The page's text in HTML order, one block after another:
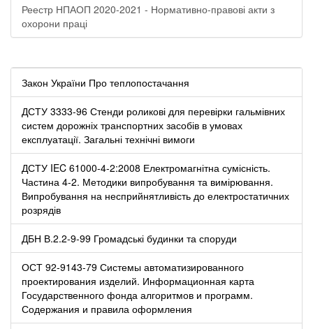
Реестр НПАОП 2020-2021 - Нормативно-правові акти з
охорони праці
Закон України Про теплопостачання
ДСТУ 3333-96 Стенди роликові для перевірки гальмівних
систем дорожніх транспортних засобів в умовах
експлуатації. Загальні технічні вимоги
ДСТУ IEC 61000-4-2:2008 Електромагнітна сумісність.
Частина 4-2. Методики випробування та вимірювання.
Випробування на несприйнятливість до електростатичних
розрядів
ДБН В.2.2-9-99 Громадські будинки та споруди
ОСТ 92-9143-79 Системы автоматизированного
проектирования изделий. Информационная карта
Государственного фонда алгоритмов и программ.
Содержания и правила оформления